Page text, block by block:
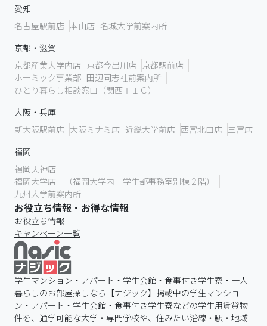
愛知
名古屋駅前店 本山店 名城大学前案内所
京都・滋賀
京都産業大学内店 京都今出川店 京都駅前店
ホーミック事業部 田辺同志社前案内所
ひとり暮らし相談窓口（関西ＴＩＣ）
大阪・兵庫
新大阪駅前店 大阪ミナミ店 近畿大学前店 西宮北口店 三宮店
福岡
福岡天神店
福岡大学店 （福岡大学内 学生部事務室別棟２階）
九州大学前案内所
お役立ち情報・お得な情報
お役立ち情報
キャンペーン一覧
学生マンション・アパート・学生会館・食事付き学生寮・一人
暮らしのお部屋探しなら【ナジック】掲載中の学生マンショ
ン・アパート・学生会館・食事付き学生寮などの学生用賃貸物
件を、通学可能な大学・専門学校や、住みたい沿線・駅・地域